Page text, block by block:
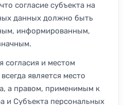
согласие субъекта на
данных должно быть
информированным,
и местом
является место
а правом, применимым к
и Субъекта персональных